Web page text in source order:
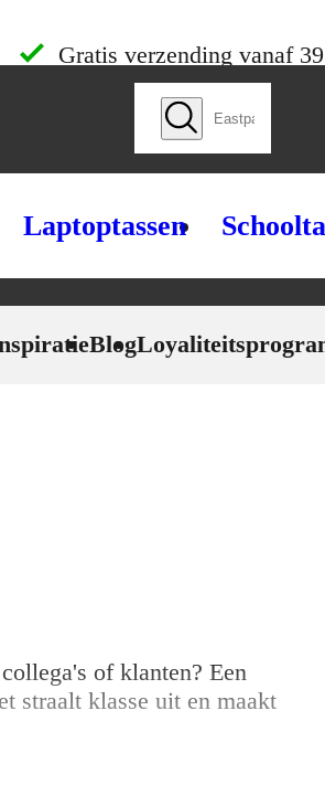
Gratis verzending vanaf
Laptoptassen
Blog
of klanten? Een
straalt klasse uit en maakt